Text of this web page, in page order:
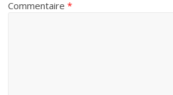
Commentaire*